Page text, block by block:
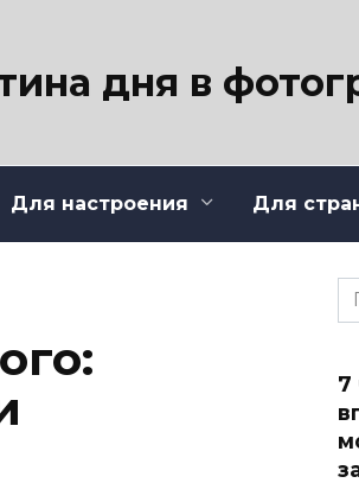
дня в
Для настроения Для
7